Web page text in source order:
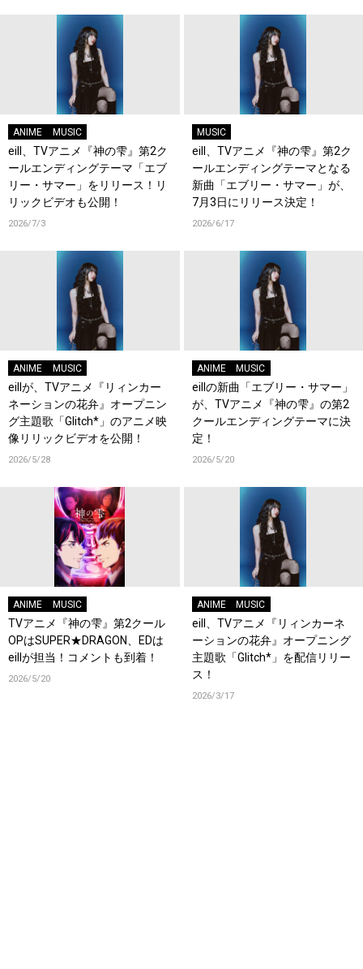
ANIME MUSIC
eill、TVアニメ『神の雫』第2ク
ールエンディングテーマ「エブ
リー・サマー」をリリース！リ
リックビデオも公開！
2026/7/3
MUSIC
eill、TVアニメ『神の雫』第2ク
ールエンディングテーマとなる
新曲「エブリー・サマー」が、
7月3日にリリース決定！
2026/6/17
ANIME MUSIC
eillが、TVアニメ『リィンカー
ネーションの花弁』オープニン
グ主題歌「Glitch*」のアニメ映
像リリックビデオを公開！
2026/5/28
ANIME MUSIC
eillの新曲「エブリー・サマー」
が、TVアニメ『神の雫』の第2
クールエンディングテーマに決
定！
2026/5/20
ANIME MUSIC
TVアニメ『神の雫』第2クール
OPはSUPER★DRAGON、EDは
eillが担当！コメントも到着！
2026/5/20
ANIME MUSIC
eill、TVアニメ『リィンカーネ
ーションの花弁』オープニング
主題歌「Glitch*」を配信リリー
ス！
2026/3/17